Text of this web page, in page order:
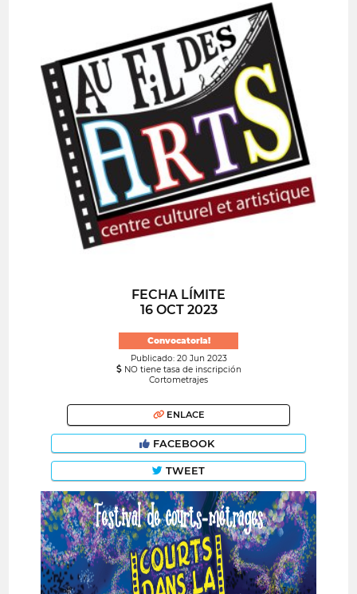
FECHA LÍMITE
16 OCT 2023
Convocatoria!
Publicado: 20 Jun 2023
NO tiene tasa de inscripción
Cortometrajes
ENLACE
FACEBOOK
TWEET